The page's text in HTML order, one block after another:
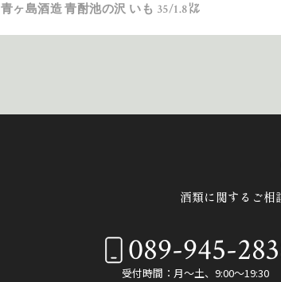
青ヶ島酒造 青酎池の沢 いも 35/1.8㍑
酒類に関するご相
089-945-
受付時間：月～土、9:00～19:30